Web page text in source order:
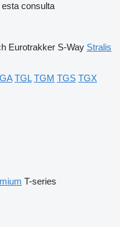
consulta
Eurotrakker S-Way Stralis
TGL TGM TGS TGX
T-series